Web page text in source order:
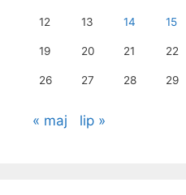
12 13 14 15
19 20 21 22
26 27 28 29
« maj lip »